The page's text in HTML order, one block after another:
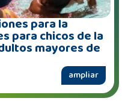
para la
para chicos de la
mayores de
ampliar